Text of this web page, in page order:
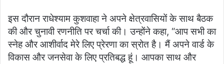
इस दौरान राधेश्याम कुशवाहा ने अपने क्षेत्रवासियों के साथ बैठक
की और चुनावी रणनीति पर चर्चा की। उन्होंने कहा, “आप सभी का
स्नेह और आशीर्वाद मेरे लिए प्रेरणा का स्रोत है। मैं अपने वार्ड के
विकास और जनसेवा के लिए प्रतिबद्ध हूं। आपका साथ और